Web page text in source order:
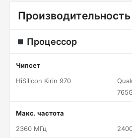
Производительность
Процессор
Чипсет
HiSilicon Kirin 970
Макс. частота
2360 МГц